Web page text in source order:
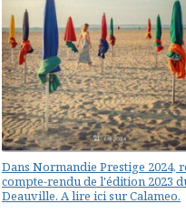
Dans Normandie Prestige
compte-rendu de l'édition 2023
Deauville. A lire ici sur Calameo.